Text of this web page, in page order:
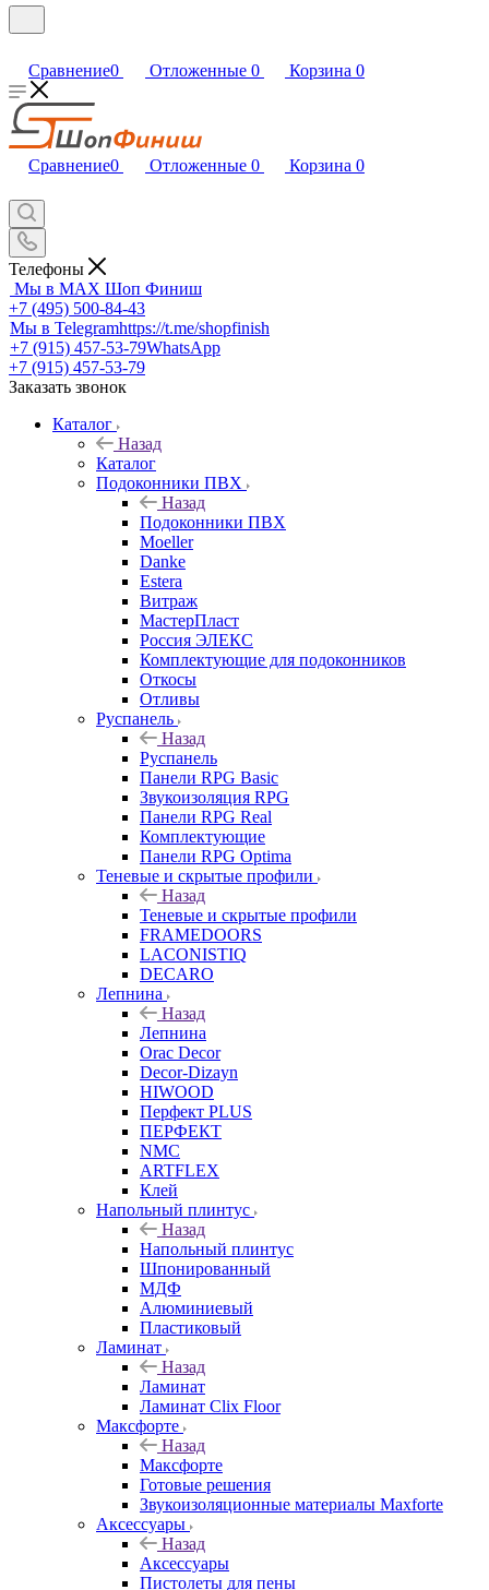
Сравнение0 Отложенные 0 Корзина 0
Сравнение0 Отложенные 0 Корзина 0
Телефоны
Мы в MAX Шоп Финиш
+7 (495) 500-84-43
Мы в Telegramhttps://t.me/shopfinish
+7 (915) 457-53-79WhatsApp
+7 (915) 457-53-79
Заказать звонок
Каталог
Назад
Каталог
Подоконники ПВХ
Назад
Подоконники ПВХ
Moeller
Danke
Estera
Витраж
МастерПласт
Россия ЭЛЕКС
Комплектующие для подоконников
Откосы
Отливы
Руспанель
Назад
Руспанель
Панели RPG Basic
Звукоизоляция RPG
Панели RPG Real
Комплектующие
Панели RPG Optima
Теневые и скрытые профили
Назад
Теневые и скрытые профили
FRAMEDOORS
LACONISTIQ
DECARO
Лепнина
Назад
Лепнина
Orac Decor
Decor-Dizayn
HIWOOD
Перфект PLUS
ПЕРФЕКТ
NMC
ARTFLEX
Клей
Напольный плинтус
Назад
Напольный плинтус
Шпонированный
МДФ
Алюминиевый
Пластиковый
Ламинат
Назад
Ламинат
Ламинат Clix Floor
Максфорте
Назад
Максфорте
Готовые решения
Звукоизоляционные материалы Maxforte
Аксессуары
Назад
Аксессуары
Пистолеты для пены